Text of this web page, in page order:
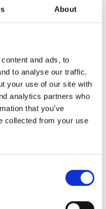
About
and ads, to
to analyse our traffic.
your use of our site with
analytics partners who
that you’ve
collected from your use
płatności
dodaj do przechowalni
o produkt